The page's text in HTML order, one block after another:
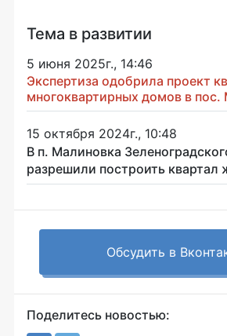
Тема в развитии
5 июня 2025г., 14:46
Экспертиза одобрила проект
многоквартирных домов в пос.
15 октября 2024г., 10:48
В п. Малиновка
разрешили построить
Обсудить в
Поделитесь новостью: